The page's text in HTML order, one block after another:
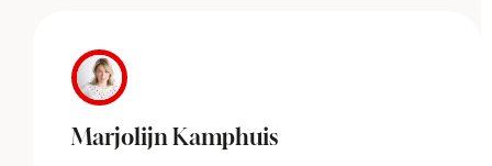
Marjolijn Kamphuis